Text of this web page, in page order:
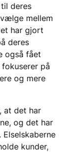
deres
mellem
har gjort
deres
også fået
på
og mere
at det har
og det har
kunder,